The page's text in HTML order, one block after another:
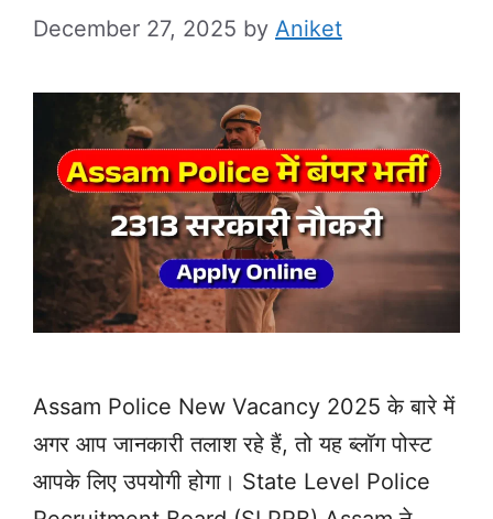
December 27, 2025 by Aniket
Assam Police New Vacancy 2025 के बारे में
अगर आप जानकारी तलाश रहे हैं, तो यह ब्लॉग पोस्ट
आपके लिए उपयोगी होगा। State Level Police